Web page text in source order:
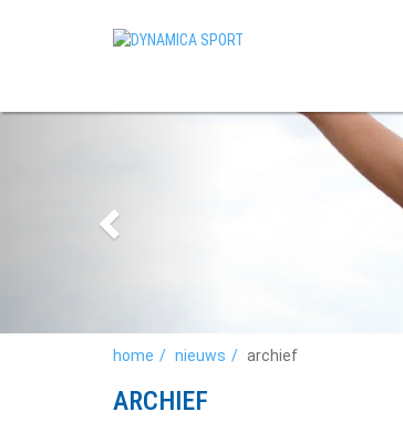
home nieuws archief
ARCHIEF